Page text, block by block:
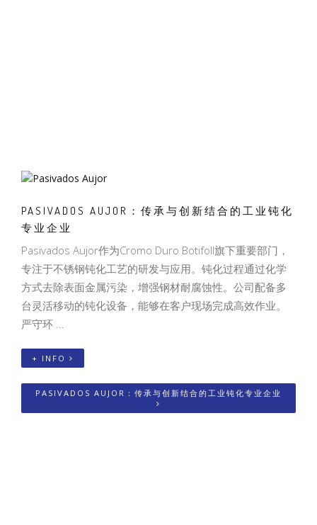
PASIVADOS AUJOR：传承与创新结合的工业钝化
专业企业
Pasivados Aujor作为Cromo Duro Botifoll旗下重要部门，
专注于不锈钢钝化工艺的研发与应用。钝化过程通过化学
方式去除表面金属污染，增强钢材耐腐蚀性。公司配备多
台灵活移动的钝化设备，能够在客户现场完成高效作业。
严守环 ...
+ INFO
PASIVADOS AUJOR：传承与创新结合的工业钝化专业企业